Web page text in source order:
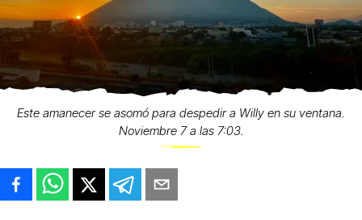
Este amanecer se asomó para despedir a Willy en su ventana.
Noviembre 7 a las 7:03.